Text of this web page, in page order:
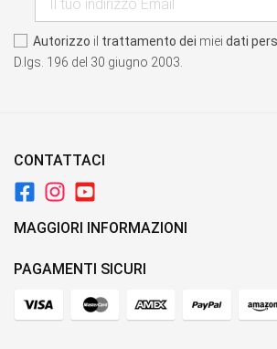
Autorizzo il trattamento dei miei dati
D.lgs. 196 del 30 giugno 2003.
CONTATTACI
MAGGIORI INFORMAZIONI
PAGAMENTI SICURI